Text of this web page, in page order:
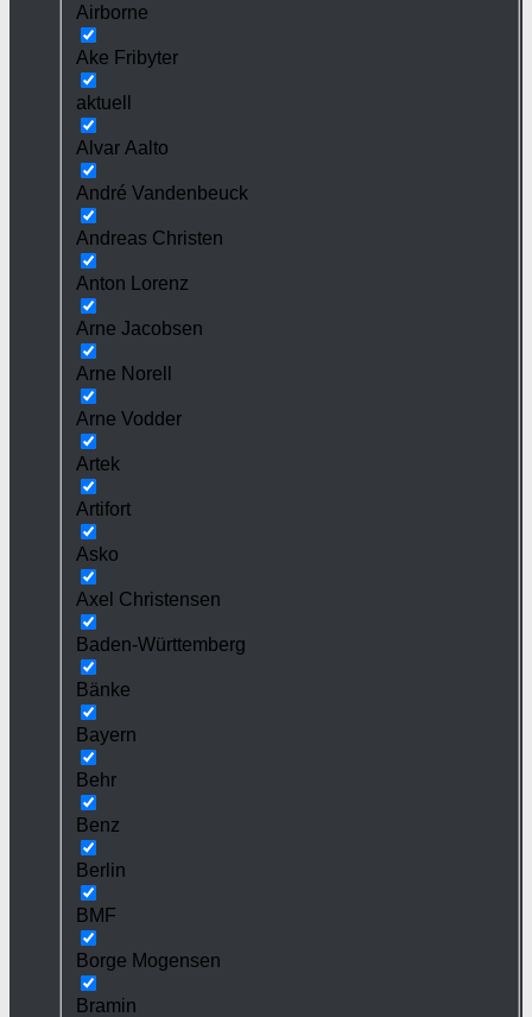
Airborne
Ake Fribyter
aktuell
Alvar Aalto
André Vandenbeuck
Andreas Christen
Anton Lorenz
Arne Jacobsen
Arne Norell
Arne Vodder
Artek
Artifort
Asko
Axel Christensen
Baden-Württemberg
Bänke
Bayern
Behr
Benz
Berlin
BMF
Borge Mogensen
Bramin